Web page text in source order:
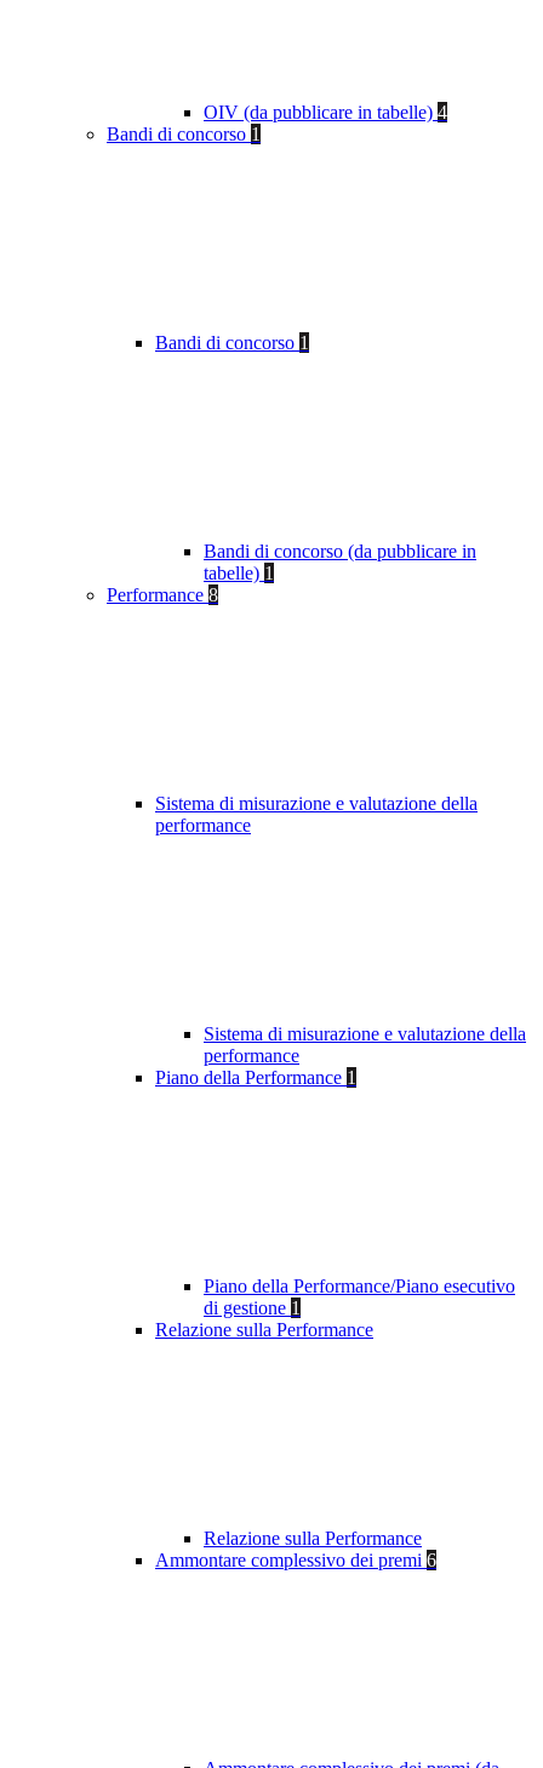
OIV (da pubblicare in tabelle) 4
Bandi di concorso 1
Bandi di concorso 1
Bandi di concorso (da pubblicare in
tabelle) 1
Performance 8
Sistema di misurazione e valutazione della
performance
Sistema di misurazione e valutazione della
performance
Piano della Performance 1
Piano della Performance/Piano esecutivo
di gestione 1
Relazione sulla Performance
Relazione sulla Performance
Ammontare complessivo dei premi 6